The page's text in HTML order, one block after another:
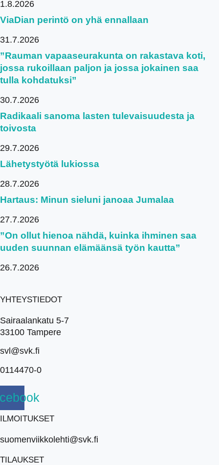
1.8.2026
ViaDian perintö on yhä ennallaan
31.7.2026
”Rauman vapaaseurakunta on rakastava koti,
jossa rukoillaan paljon ja jossa jokainen saa
tulla kohdatuksi”
30.7.2026
Radikaali sanoma lasten tulevaisuudesta ja
toivosta
29.7.2026
Lähetystyötä lukiossa
28.7.2026
Hartaus: Minun sieluni janoaa Jumalaa
27.7.2026
”On ollut hienoa nähdä, kuinka ihminen saa
uuden suunnan elämäänsä työn kautta”
26.7.2026
YHTEYSTIEDOT
Sairaalankatu 5-7
33100 Tampere
svl@svk.fi
0114470-0
ILMOITUKSET
suomenviikkolehti@svk.fi
TILAUKSET